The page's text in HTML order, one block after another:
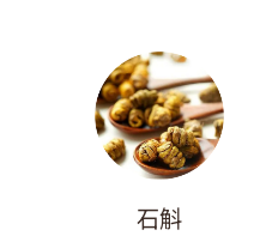
石斛